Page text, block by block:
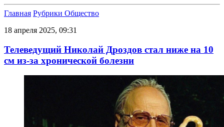
Главная Рубрики Общество
18 апреля 2025, 09:31
Телеведущий Николай Дроздов стал ниже на 10
см из-за хронической болезни